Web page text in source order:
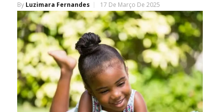
By Luzimara Fernandes 17 De Março De 2025